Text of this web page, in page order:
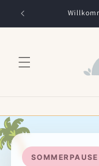
zum
SOMMERPAUSE